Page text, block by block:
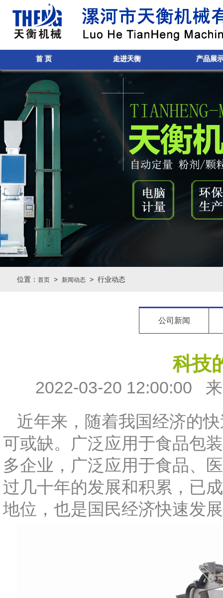
首 页 走进天衡 产品展
位置： 首页 > 新闻动态 > 行业动态
公司新闻
科技
2022-03-20 12:00:00
近年来，随着我国经济的
可或缺。广泛应用于食品包
多企业，广泛应用于食品、
过几十年的发展和积累，已
地位，也是国民经济快速发